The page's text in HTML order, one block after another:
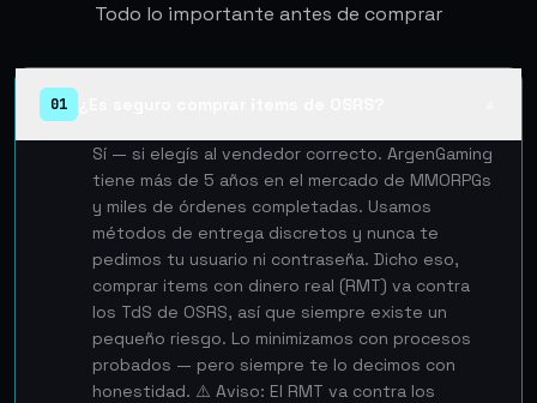
Todo lo importante antes de comprar
01
Sí — si elegís al vendedor correcto. ArgenGaming
tiene más de 5 años en el mercado de MMORPGs
y miles de órdenes completadas. Usamos
métodos de entrega discretos y nunca te
pedimos tu usuario ni contraseña. Dicho eso,
comprar items con dinero real (RMT) va contra
los TdS de OSRS, así que siempre existe un
pequeño riesgo. Lo minimizamos con procesos
probados — pero siempre te lo decimos con
honestidad. ⚠️ Aviso: El RMT va contra los